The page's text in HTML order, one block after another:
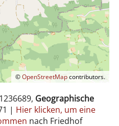
©OpenStreetMapcontributors.
Geographische
| Hier klicken, um eine
nach Friedhof